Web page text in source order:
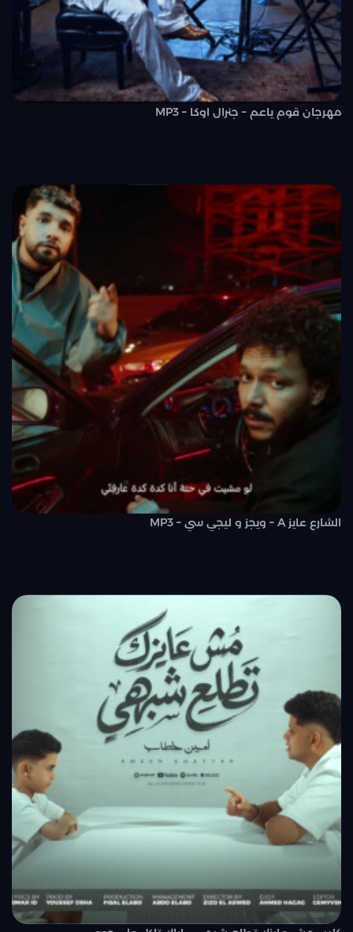
مهرجان قوم ياعم – جنرال اوكا – MP3
الشارع عايز A – ويجز و ليجي سي – MP3